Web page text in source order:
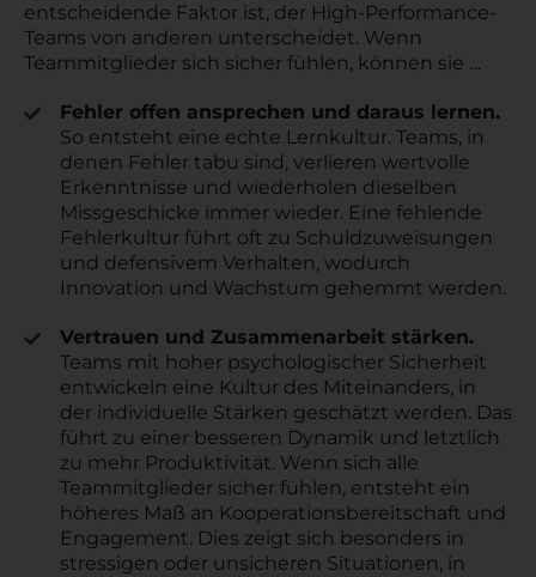
entscheidende Faktor ist, der High-Performance-
Teams von anderen unterscheidet. Wenn
Teammitglieder sich sicher fühlen, können sie …
Fehler offen ansprechen und daraus lernen.
So entsteht eine echte Lernkultur. Teams, in
denen Fehler tabu sind, verlieren wertvolle
Erkenntnisse und wiederholen dieselben
Missgeschicke immer wieder. Eine fehlende
Fehlerkultur führt oft zu Schuldzuweisungen
und defensivem Verhalten, wodurch
Innovation und Wachstum gehemmt werden.
Vertrauen und Zusammenarbeit stärken.
Teams mit hoher psychologischer Sicherheit
entwickeln eine Kultur des Miteinanders, in
der individuelle Stärken geschätzt werden. Das
führt zu einer besseren Dynamik und letztlich
zu mehr Produktivität. Wenn sich alle
Teammitglieder sicher fühlen, entsteht ein
höheres Maß an Kooperationsbereitschaft und
Engagement. Dies zeigt sich besonders in
stressigen oder unsicheren Situationen, in